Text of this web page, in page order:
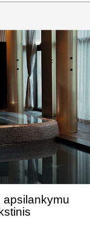
apsilankymu